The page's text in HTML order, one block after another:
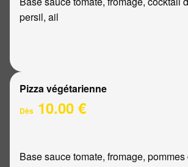
persil, ail
Pizza végétarienne
Dès 10.00 €
Base sauce tomate, fromage, pommes